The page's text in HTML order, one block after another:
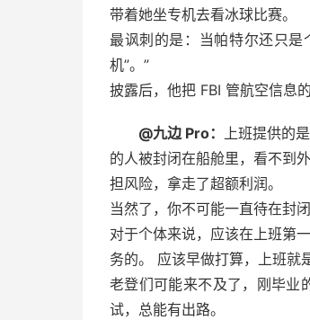
带着她坐专机去看冰球比赛。
最讽刺的是：当帕特尔还只是
机”。”
披露后，他把 FBI 管航空信息
@九边 Pro： 上班提供的
的人被封闭在船舱里，看不到
担风险，拿走了超额利润。
当然了，你不可能一直待在封
对于个体来说，应该在上班第
务的。 应该早做打算，上班就
老登们可能来不及了，刚毕业
试，总能有出路。